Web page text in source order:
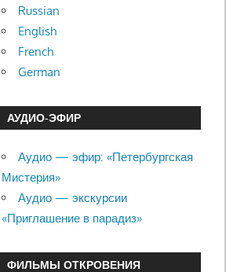
Russian
English
French
German
АУДИО-ЭФИР
Аудио — эфир: «Петербургская
Мистерия»
Аудио — экскурсии
«Приглашение в парадиз»
ФИЛЬМЫ ОТКРОВЕНИЯ